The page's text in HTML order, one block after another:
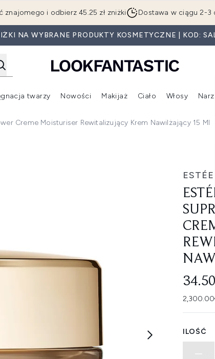
Przejdź do głównej treści
znajomego i odbierz 45.25 zł zniżki Dostawa w ciągu 2-3
NA WYBRANE PRODUKTY KOSMETYCZNE | KOD:
Wejdź do podmenu (Beauty Box)
Wejdź do podmenu (Marki)
twarzy
Wejdź do podmenu (Pielęgnacja twarzy)
Nowości
Wejdź do podmenu (Nowości)
Makijaż
Wejdź do
Ciało Włosy
Creme Moisturiser Rewitalizujący Krem Nawilżający 15 Ml
ESTÉE
ILOŚĆ